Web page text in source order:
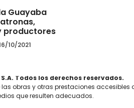
Guayaba
productores
10/2021
S.A. Todos los derechos reservados.
las obras y otras prestaciones
que resulten adecuados.